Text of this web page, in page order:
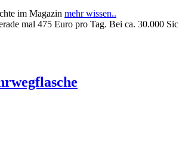
im Magazin mehr wissen..
mal 475 Euro pro Tag. Bei ca. 30.000